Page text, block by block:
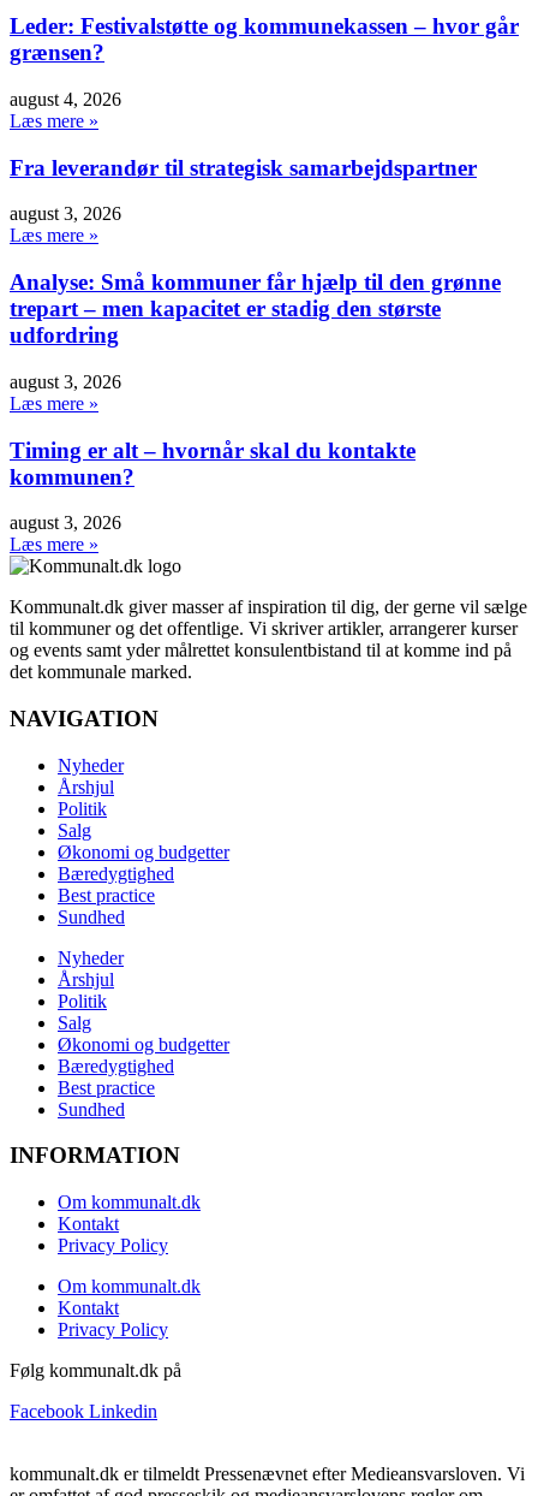
Leder: Festivalstøtte og kommunekassen – hvor går
grænsen?
august 4, 2026
Læs mere »
Fra leverandør til strategisk samarbejdspartner
august 3, 2026
Læs mere »
Analyse: Små kommuner får hjælp til den grønne
trepart – men kapacitet er stadig den største
udfordring
august 3, 2026
Læs mere »
Timing er alt – hvornår skal du kontakte
kommunen?
august 3, 2026
Læs mere »
Kommunalt.dk giver masser af inspiration til dig, der gerne vil sælge
til kommuner og det offentlige. Vi skriver artikler, arrangerer kurser
og events samt yder målrettet konsulentbistand til at komme ind på
det kommunale marked.
NAVIGATION
Nyheder
Årshjul
Politik
Salg
Økonomi og budgetter
Bæredygtighed
Best practice
Sundhed
Nyheder
Årshjul
Politik
Salg
Økonomi og budgetter
Bæredygtighed
Best practice
Sundhed
INFORMATION
Om kommunalt.dk
Kontakt
Privacy Policy
Om kommunalt.dk
Kontakt
Privacy Policy
Følg kommunalt.dk på
Facebook Linkedin
kommunalt.dk er tilmeldt Pressenævnet efter Medieansvarsloven. Vi